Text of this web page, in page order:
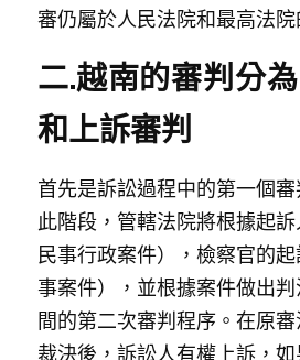
審仍屬於人民法院和最高法院
二.越南的審判分
和上訴審判
首先是訴訟過程中的第一個
此階段，管轄法院將根據起
民事行政案件），檢察官的
事案件），並根據案件做出
間的第二次審判程序。在原
裁決後，訴訟人有權上訴，